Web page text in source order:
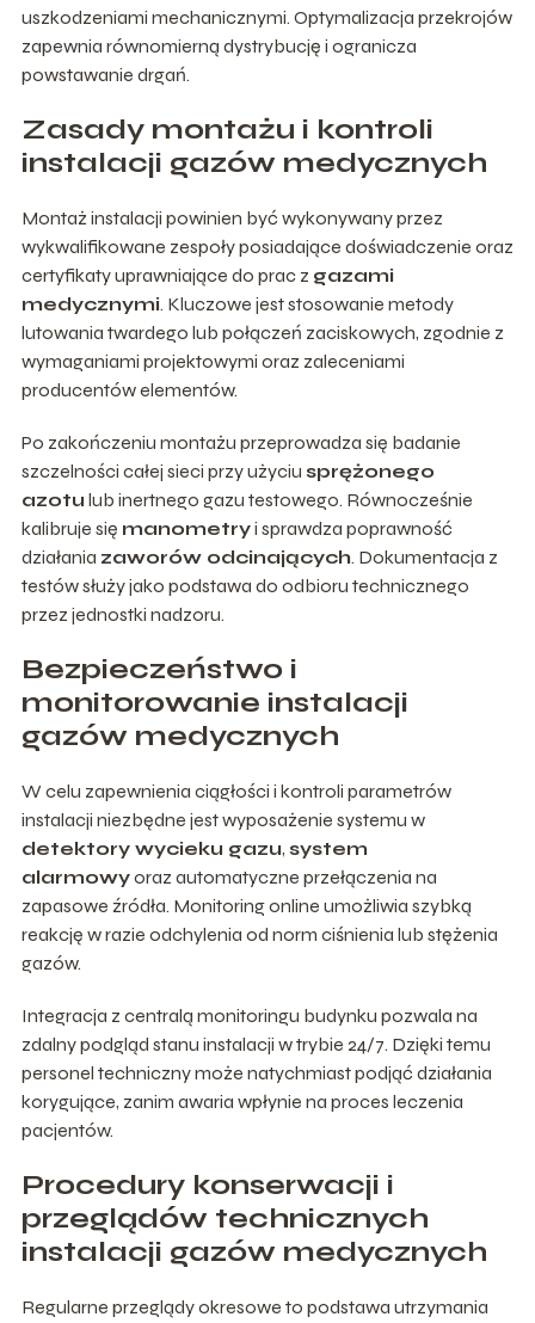
uszkodzeniami mechanicznymi. Optymalizacja przekrojów
zapewnia równomierną dystrybucję i ogranicza
powstawanie drgań.
Zasady montażu i kontroli
instalacji gazów medycznych
Montaż instalacji powinien być wykonywany przez
wykwalifikowane zespoły posiadające doświadczenie oraz
certyfikaty uprawniające do prac z gazami
medycznymi. Kluczowe jest stosowanie metody
lutowania twardego lub połączeń zaciskowych, zgodnie z
wymaganiami projektowymi oraz zaleceniami
producentów elementów.
Po zakończeniu montażu przeprowadza się badanie
szczelności całej sieci przy użyciu sprężonego
azotu lub inertnego gazu testowego. Równocześnie
kalibruje się manometryi sprawdza poprawność
działania zaworów odcinających. Dokumentacja z
testów służy jako podstawa do odbioru technicznego
przez jednostki nadzoru.
Bezpieczeństwo i
monitorowanie instalacji
gazów medycznych
W celu zapewnienia ciągłości i kontroli parametrów
instalacji niezbędne jest wyposażenie systemu w
detektory wycieku gazu, system
alarmowyoraz automatyczne przełączenia na
zapasowe źródła. Monitoring online umożliwia szybką
reakcję w razie odchylenia od norm ciśnienia lub stężenia
gazów.
Integracja z centralą monitoringu budynku pozwala na
zdalny podgląd stanu instalacji w trybie 24/7. Dzięki temu
personel techniczny może natychmiast podjąć działania
korygujące, zanim awaria wpłynie na proces leczenia
pacjentów.
Procedury konserwacji i
przeglądów technicznych
instalacji gazów medycznych
Regularne przeglądy okresowe to podstawa utrzymania